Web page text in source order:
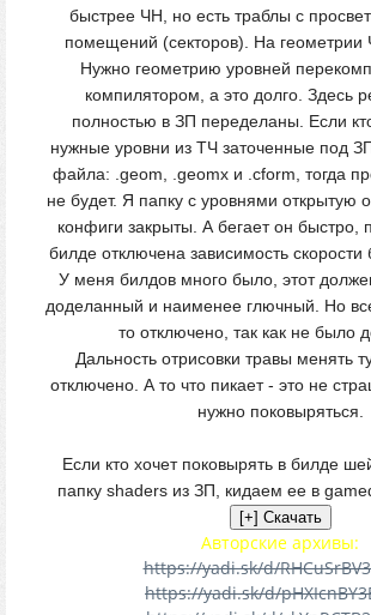
быстрее ЧН, но есть траблы с
помещений (секторов). На геометрии
Нужно геометрию уровней
компилятором, а это долго. Здесь
полностью в ЗП переделаны. Если
нужные уровни из ТЧ заточенные под
файла: .geom, .geomx и .cform, тогда
не будет. Я папку с уровнями открытую
конфиги закрыты. А бегает он быстро,
билде отключена зависимость скорости
У меня билдов много было, этот
доделанный и наименее глючный. Но
то отключено, так как не было
Дальность отрисовки травы менять
отключено. А то что пикает - это не
нужно поковыряться.
Если кто хочет поковырять в билде
папку shaders из ЗП, кидаем ее в
Авторские архивы:
https://yadi.sk/d/
https://yadi.sk/d/